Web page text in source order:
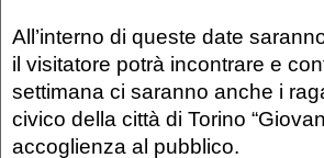
All’interno di queste date
il visitatore potrà incontrare e
settimana ci saranno anche i
civico della città di Torino
accoglienza al pubblico.